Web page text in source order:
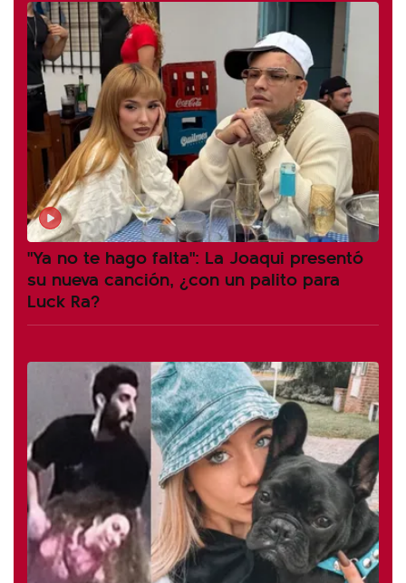
"Ya no te hago falta": La Joaqui presentó
su nueva canción, ¿con un palito para
Luck Ra?